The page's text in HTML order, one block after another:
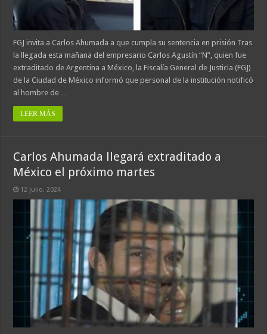
FGJ invita a Carlos Ahumada a que cumpla su sentencia en prisión Tras
la llegada esta mañana del empresario Carlos Agustín “N”, quien fue
extraditado de Argentina a México, la Fiscalía General de Justicia (FGJ)
de la Ciudad de México informó que personal de la institución notificó
al hombre de …
LEER MÁS
Carlos Ahumada llegará extraditado a
México el próximo martes
12 julio, 2024